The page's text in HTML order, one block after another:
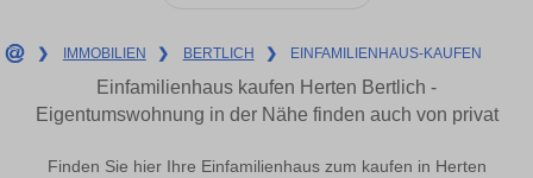
❯ IMMOBILIEN ❯ BERTLICH ❯ EINFAMILIENHAUS-KAUFEN
Einfamilienhaus kaufen Herten Bertlich -
Eigentumswohnung in der Nähe finden auch von privat
Finden Sie hier Ihre Einfamilienhaus zum kaufen in Herten